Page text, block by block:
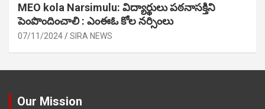
MEO kola Narsimulu: విద్యార్థులు పఠ‌నాసక్తిని
పెంపొందించాలి : ఎంఈఓ కోల నర్సింలు
07/11/2024 SIRA NEWS
Our Mission